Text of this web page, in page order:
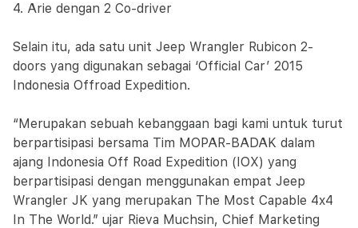
4. Arie dengan 2 Co-driver
Selain itu, ada satu unit Jeep Wrangler Rubicon 2-
doors yang digunakan sebagai ‘Official Car’ 2015
Indonesia Offroad Expedition.
“Merupakan sebuah kebanggaan bagi kami untuk turut
berpartisipasi bersama Tim MOPAR-BADAK dalam
ajang Indonesia Off Road Expedition (IOX) yang
berpartisipasi dengan menggunakan empat Jeep
Wrangler JK yang merupakan The Most Capable 4x4
In The World.” ujar Rieva Muchsin, Chief Marketing